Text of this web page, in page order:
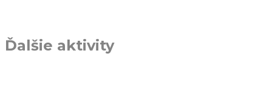
Ďalšie aktivity